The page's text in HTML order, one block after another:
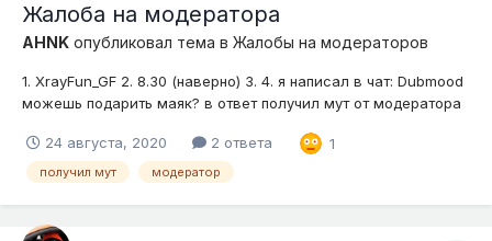
Жалоба на модератора
AHNK опубликовал тема в Жалобы на модераторов
1. XrayFun_GF 2. 8.30 (наверно) 3. 4. я написал в чат: Dubmood
можешь подарить маяк? в ответ получил мут от модератора
24 августа, 2020
2 ответа 1
получил мут модератор